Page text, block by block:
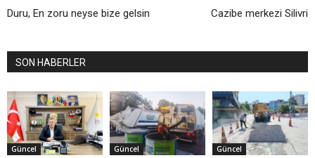
Duru, En zoru neyse bize gelsin Cazibe merkezi Silivri
SON HABERLER
Güncel Güncel Güncel